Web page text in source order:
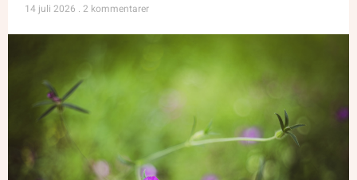
14 juli 2026 2 kommentarer